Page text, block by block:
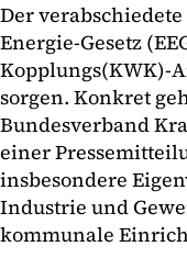
Der
Energie-Gesetz
Kopplungs(KWK)-
sorgen. Konkret
Bundesverband
einer
insbesondere
Industrie und
kommunale